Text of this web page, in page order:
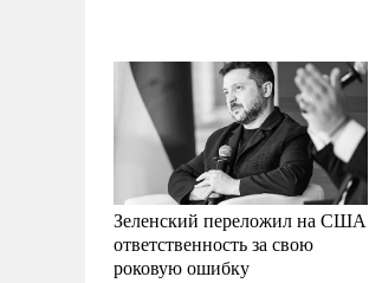
Зеленский переложил на США
ответственность за свою
роковую ошибку